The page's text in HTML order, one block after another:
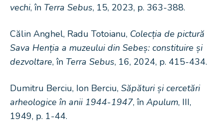
vechi, în Terra Sebus, 15, 2023, p. 363-388.
Călin Anghel, Radu Totoianu, Colecția de pictură
Sava Henția a muzeului din Sebeș: constituire și
dezvoltare, în Terra Sebus, 16, 2024, p. 415-434.
Dumitru Berciu, Ion Berciu, Săpături și cercetări
arheologice în anii 1944-1947, în Apulum, III,
1949, p. 1-44.